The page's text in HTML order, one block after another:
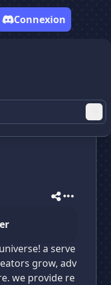
Connexion
a serve
grow, adv
we provide re
avis de ce